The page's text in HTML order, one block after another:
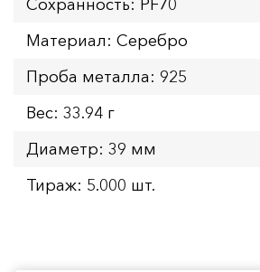
Сохранность: PF70
Материал: Серебро
Проба металла: 925
Вес: 33.94 г
Диаметр: 39 мм
Тираж: 5.000 шт.